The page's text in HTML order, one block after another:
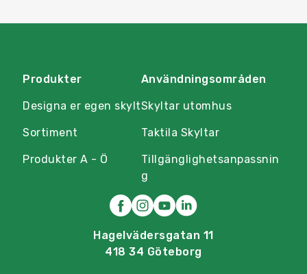
Produkter
Designa er egen skylt
Sortiment
Produkter A - Ö
Användningsområden
Skyltar utomhus
Taktila Skyltar
Tillgänglighetsanpassnin
g
Hagelvädersgatan 11
418 34 Göteborg